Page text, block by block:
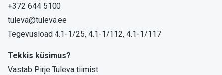
+372 644 5100
tuleva@tuleva.ee
Tegevusload 4.1-1/25, 4.1-1/112, 4.1-1/117
Tekkis küsimus?
Vastab Pirje Tuleva tiimist